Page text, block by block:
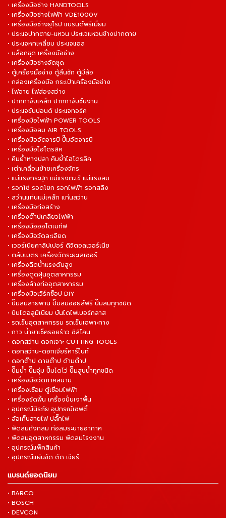
• เครื่องมือช่าง HANDTOOLS
• เครื่องมือช่างไฟฟ้า VDE1000V
• เครื่องมือช่างยุโรป แบรนด์พรีเมี่ยม
• ประแจปากตาย-แหวน ประแจแหวนข้างปากตาย
• ประแจหกเหลี่ยม ประแจแอล
• บล็อกชุด เครื่องมือช่าง
• เครื่องมือช่างจัดชุด
• ตู้เครื่องมือช่าง ตู้ลิ้นชัก ตู้มีล้อ
• กล่องเครื่องมือ กระเป๋าเครื่องมือช่าง
• ไฟฉาย ไฟส่องสว่าง
• ปากกาจับเหล็ก ปากกาจับชิ้นงาน
• ประแจขันปอนด์ ประแจทอร์ค
• เครื่องมือไฟฟ้า POWER TOOLS
• เครื่องมือลม AIR TOOLS
• เครื่องมืออัดจารบี ปั๊มอัดจารบี
• เครื่องมือไฮโดรลิค
• คีมย้ำหางปลา คีมย้ำไฮโดรลิค
• เต่าเคลื่อนย้ายเครื่องจักร
• แม่แรงกระปุก แม่แรงตะเข้ แม่แรงลม
• รอกโซ่ รอดโยก รอกไฟฟ้า รอกสลิง
• สว่านแท่นแม่เหล็ก แท่นสว่าน
• เครื่องมือก่อสร้าง
• เครื่องต๊าปเกลียวไฟฟ้า
• เครื่องมือออโตเมทีฟ
• เครื่องมือวัดละเอียด
• เวอร์เนียคาลิปเปอร์ ดิจิตอลเวอร์เนีย
• ตลับเมตร เครื่องวัดระยะเลเซอร์
• เครื่องฉีดน้ำแรงดันสูง
• เครื่องดูดฝุ่นอุตสาหกรรม
• เครื่องล้างท่ออุตสาหกรรม
• เครื่องมือเวิร์คช็อป DIY
• ปั๊มลมสายพาน ปั๊มลมออยล์ฟรี ปั๊มลมทุกชนิด
• ปันไดอลูมิเนียม บันไดไฟเบอร์กลาส
• รถเข็นอุตสาหกรรม รถเข็นเฉพาะทาง
• กาว น้ำยาเช็ครอยร้าว ซิลิโคน
• ดอกสว่าน ดอกเจาะ CUTTING TOOLS
• ดอกสว่าน-ดอกเจียร์คาร์ไบท์
• ดอกต๊าป ดายต๊าป ด้ามต๊าป
• ปั๊มน้ำ ปั๊มจุ่ม ปั๊มไดโว่ ปั๊มสูบน้ำทุกชนิด
• เครื่องมือวัดภาคสนาม
• เครื่องเชื่อม ตู้เชื่อมไฟฟ้า
• เครื่องขัดพื้น เครื่องปั่นเงาพื้น
• อุปกรณ์นิรภัย อุปกรณ์เซฟตี้
• ล้อเก็บสายไฟ ปลั๊กไฟ
• พัดลมถังกลม ท่อลมระบายอากาศ
• พัดลมอุตสาหกรรม พัดลมโรงงาน
• อุปกรณ์แพ็คสินค้า
• อุปกรณ์แผ่นขัด ตัด เจียร์
แบรนด์ยอดนิยม
• BARCO
• BOSCH
• DEVCON